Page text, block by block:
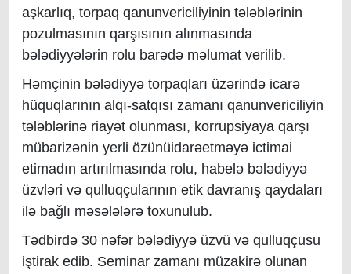
aşkarlıq, torpaq qanunvericiliyinin tələblərinin
pozulmasının qarşısının alınmasında
bələdiyyələrin rolu barədə məlumat verilib.
Həmçinin bələdiyyə torpaqları üzərində icarə
hüquqlarının alqı-satqısı zamanı qanunvericiliyin
tələblərinə riayət olunması, korrupsiyaya qarşı
mübarizənin yerli özünüidarəetməyə ictimai
etimadın artırılmasında rolu, habelə bələdiyyə
üzvləri və qulluqçularının etik davranış qaydaları
ilə bağlı məsələlərə toxunulub.
Tədbirdə 30 nəfər bələdiyyə üzvü və qulluqçusu
iştirak edib. Seminar zamanı müzakirə olunan